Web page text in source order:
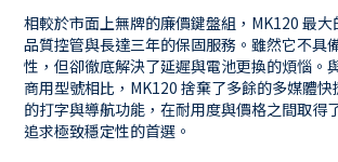
相較於市面上無牌的廉價鍵盤組，MK120 最
品質控管與長達三年的保固服務。雖然它不具
性，但卻徹底解決了延遲與電池更換的煩惱。
商用型號相比，MK120 捨棄了多餘的多媒體
的打字與導航功能，在耐用度與價格之間取得
追求極致穩定性的首選。